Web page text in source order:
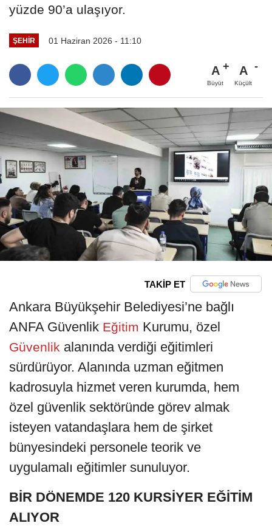
yüzde 90’a ulaşıyor.
ŞEHIR 01 Haziran 2026 - 11:10
A
Büyüt
A
Küçült
TAKİP ET
Ankara Büyükşehir Belediyesi’ne bağlı
ANFA Güvenlik Eğitim Kurumu, özel
Güvenlik alanında verdiği eğitimleri
sürdürüyor. Alanında uzman eğitmen
kadrosuyla hizmet veren kurumda, hem
özel güvenlik sektöründe görev almak
isteyen vatandaşlara hem de şirket
bünyesindeki personele teorik ve
uygulamalı eğitimler sunuluyor.
BİR DÖNEMDE 120 KURSİYER EĞİTİM
ALIYOR